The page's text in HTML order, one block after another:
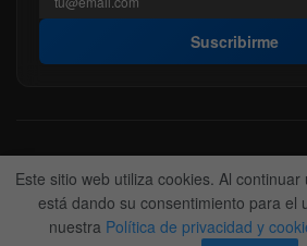
Suscribirme
Acerca de nosotros Politica Editorial
Contactanos
Anunciate
© 2022-2026BitFinanzas- Hecho porTeam
Este sitio web utiliza cookies. Al
está dando su consentimiento para el
nuestra Política de privacidad y